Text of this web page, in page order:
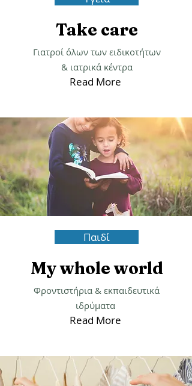
Υγεία
Take care
Γιατροί όλων των ειδικοτήτων
Read More
Παιδί
My whole world
Φροντιστήρια & εκπαιδευτικά
Read More